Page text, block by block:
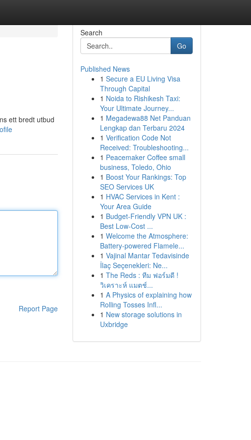
ett bredt utbud
Report Page
Search
Go
Published News
1 Secure a EU Living Visa
Through Capital
1 Noida to Rishikesh Taxi:
Your Ultimate Journey...
1 Megadewa88 Net Panduan
Lengkap dan Terbaru 2024
1 Verification Code Not
Received: Troubleshooting...
1 Peacemaker Coffee small
business, Toledo, Ohio
1 Boost Your Rankings: Top
SEO Services UK
1 HVAC Services in Kent :
Your Area Guide
1 Budget-Friendly VPN UK :
Best Low-Cost ...
1 Welcome the Atmosphere:
Battery-powered Flamele...
1 Vajinal Mantar Tedavisinde
İlaç Seçenekleri: Ne...
1 The Reds : ทีม ฟอร์มดี !
วิเคราะห์ แมตช์...
1 A Physics of explaining how
Rolling Tosses Infl...
1 New storage solutions in
Uxbridge